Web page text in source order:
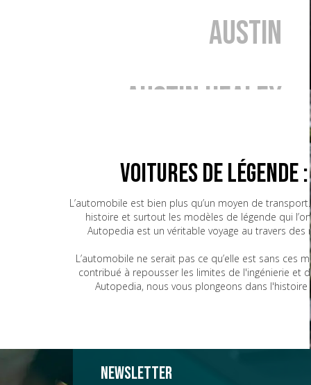
Austin
Austin Healey
BMW
Bugatti
CG
Chevrolet
Voitures de
L’automobile est bien plus qu’un moyen de
histoire et surtout les modèles de légende qui
Autopedia est un véritable voyage au travers
L’automobile ne serait pas ce qu’elle est sans
contribué à repousser les limites de l'ingénierie et
Autopedia, nous vous plongeons dans
Newsletter